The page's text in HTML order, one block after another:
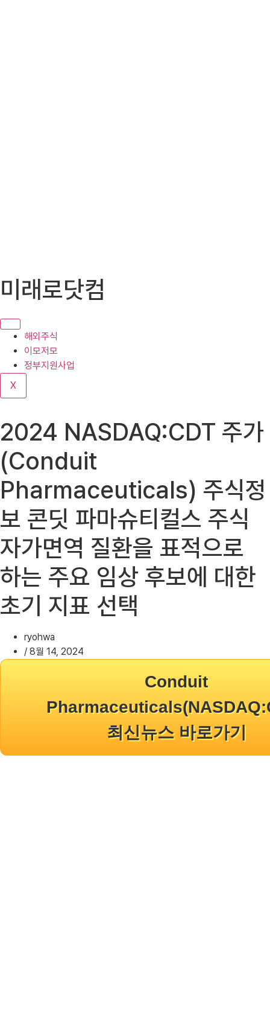
텐
로
기
미래로닷컴
해외주식
이모저모
정부지원사업
X
2024 NASDAQ:CDT 주가
(Conduit
Pharmaceuticals) 주식정
보 콘딧 파마슈티컬스 주식
자가면역 질환을 표적으로
하는 주요 임상 후보에 대한
초기 지표 선택
ryohwa
/ 8월 14, 2024
Conduit
최신뉴스 바로가기